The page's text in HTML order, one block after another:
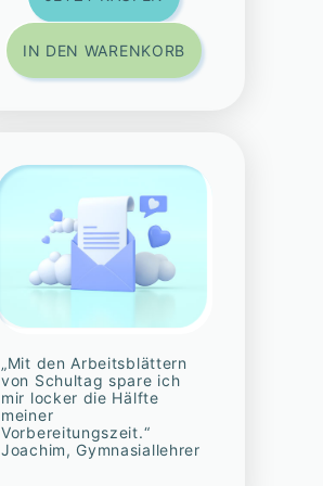
IN DEN WARENKORB
„Mit den Arbeitsblättern
von Schultag spare ich
mir locker die Hälfte
meiner
Vorbereitungszeit.“
Joachim, Gymnasiallehrer